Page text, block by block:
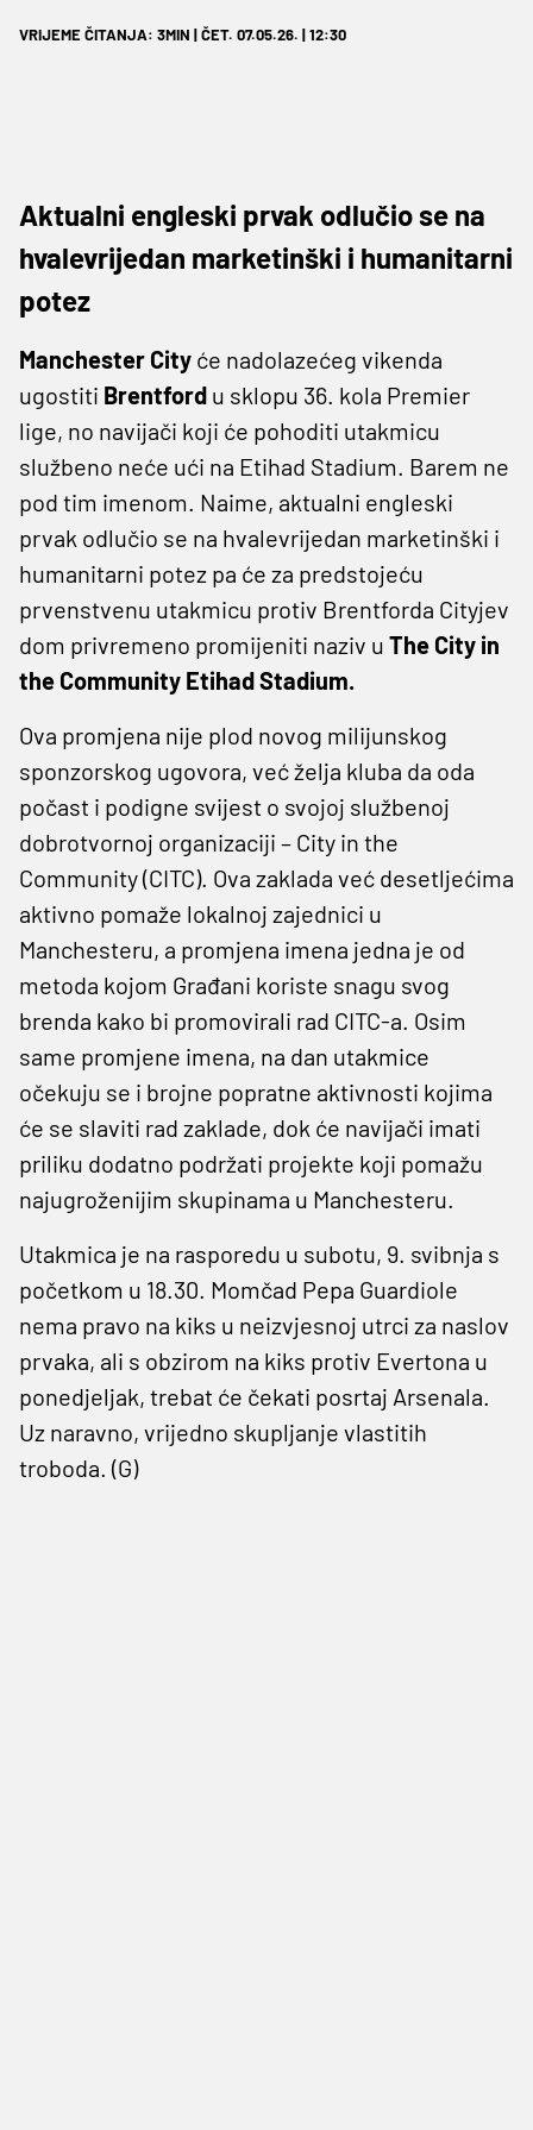
VRIJEME ČITANJA: 3MIN | ČET. 07.05.26. | 12:30
Aktualni engleski prvak odlučio se na
hvalevrijedan marketinški i humanitarni
potez
Manchester City će nadolazećeg vikenda
ugostiti Brentford u sklopu 36. kola Premier
lige, no navijači koji će pohoditi utakmicu
službeno neće ući na Etihad Stadium. Barem ne
pod tim imenom. Naime, aktualni engleski
prvak odlučio se na hvalevrijedan marketinški i
humanitarni potez pa će za predstojeću
prvenstvenu utakmicu protiv Brentforda Cityjev
dom privremeno promijeniti naziv u The City in
the Community Etihad Stadium.
Ova promjena nije plod novog milijunskog
sponzorskog ugovora, već želja kluba da oda
počast i podigne svijest o svojoj službenoj
dobrotvornoj organizaciji – City in the
Community (CITC). Ova zaklada već desetljećima
aktivno pomaže lokalnoj zajednici u
Manchesteru, a promjena imena jedna je od
metoda kojom Građani koriste snagu svog
brenda kako bi promovirali rad CITC-a. Osim
same promjene imena, na dan utakmice
očekuju se i brojne popratne aktivnosti kojima
će se slaviti rad zaklade, dok će navijači imati
priliku dodatno podržati projekte koji pomažu
najugroženijim skupinama u Manchesteru.
Utakmica je na rasporedu u subotu, 9. svibnja s
početkom u 18.30. Momčad Pepa Guardiole
nema pravo na kiks u neizvjesnoj utrci za naslov
prvaka, ali s obzirom na kiks protiv Evertona u
ponedjeljak, trebat će čekati posrtaj Arsenala.
Uz naravno, vrijedno skupljanje vlastitih
troboda. (G)